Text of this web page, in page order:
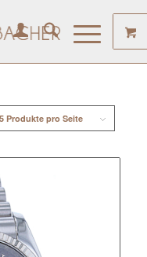
Produkte pro Seite